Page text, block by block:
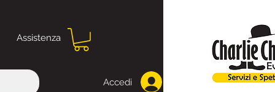
Assistenza
Accedi